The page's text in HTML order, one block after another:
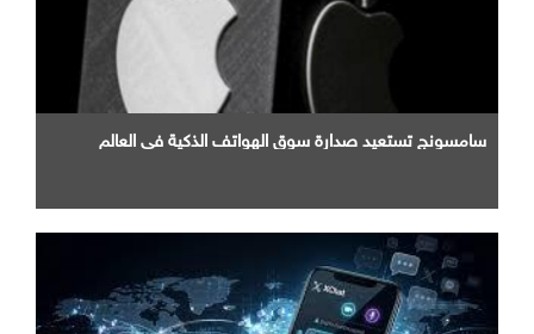
سامسونج تستعيد صدارة سوق الهواتف الذكية في العالم